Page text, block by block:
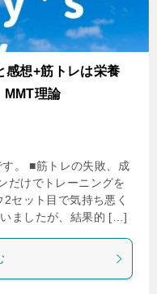
感想+筋トレは栄養
MMT理論
す。 ■筋トレの失敗、成
だけでトレーニングを
セット目で気持ち悪く
ましたが、結果的 […]